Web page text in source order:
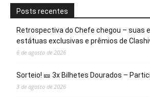
Posts recentes
Retrospectiva do Chefe chegou – suas
estátuas exclusivas e prêmios de
6 de agosto de 2026
Sorteio! 🎫 3x Bilhetes Dourados –
3 de agosto de 2026